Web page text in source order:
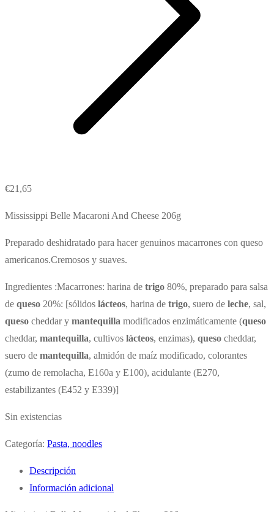
€21,65
Mississippi Belle Macaroni And Cheese 206g
Preparado deshidratado para hacer genuinos macarrones con queso
americanos.Cremosos y suaves.
Ingredientes :Macarrones: harina de trigo 80%, preparado para salsa
de queso 20%: [sólidos lácteos, harina de trigo, suero de leche, sal,
queso cheddar y mantequilla modificados enzimáticamente (queso
cheddar, mantequilla, cultivos lácteos, enzimas), queso cheddar,
suero de mantequilla, almidón de maíz modificado, colorantes
(zumo de remolacha, E160a y E100), acidulante (E270,
estabilizantes (E452 y E339)]
Sin existencias
Categoría: Pasta, noodles
Descripción
Información adicional